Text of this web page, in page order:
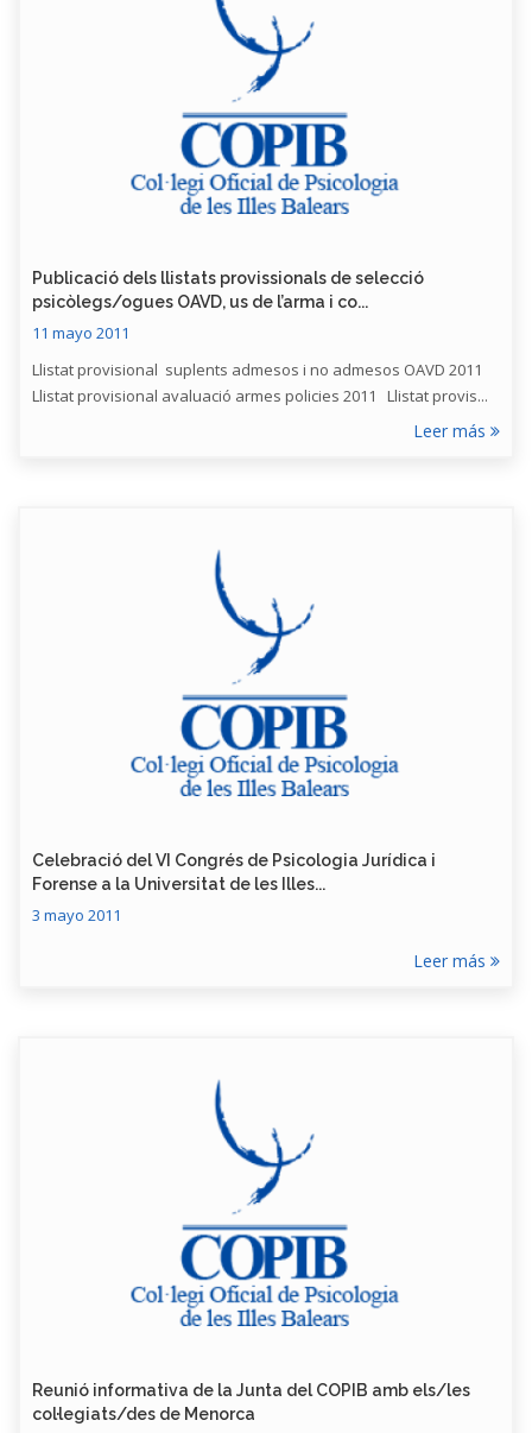
Publicació dels llistats provissionals de selecció
psicòlegs/ogues OAVD, us de l’arma i co...
11 mayo 2011
Llistat provisional suplents admesos i no admesos OAVD 2011
Llistat provisional avaluació armes policies 2011 Llistat provis...
Leer más
Celebració del VI Congrés de Psicologia Jurídica i
Forense a la Universitat de les Illes...
3 mayo 2011
Leer más
Reunió informativa de la Junta del COPIB amb els/les
col·legiats/des de Menorca